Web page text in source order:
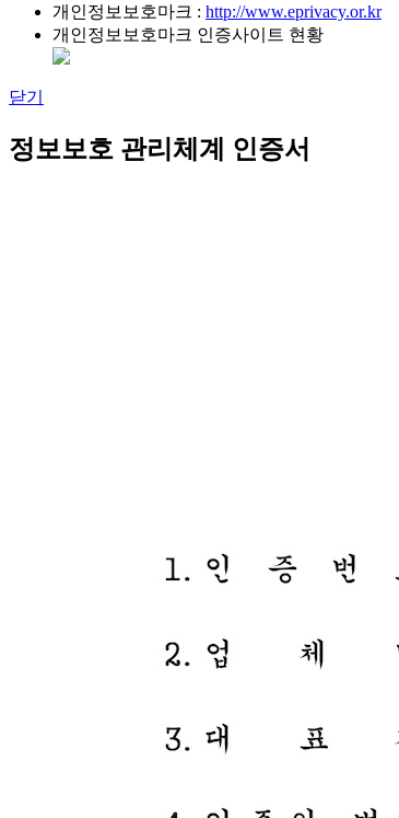
개인정보보호마크 : http://www.eprivacy.or.kr
개인정보보호마크 인증사이트 현황
닫기
정보보호 관리체계 인증서